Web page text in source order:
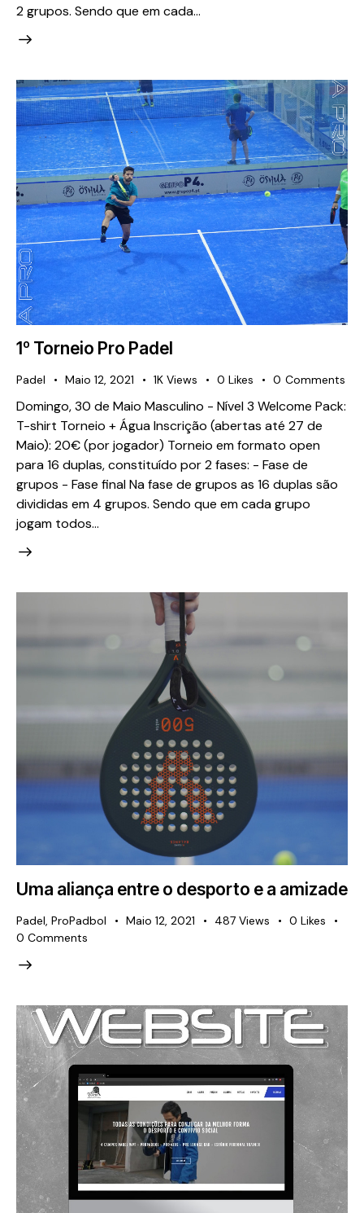
2 grupos. Sendo que em cada…
1º Torneio Pro Padel
Padel Maio 12, 2021 1K Views 0 Likes 0 Comments
Domingo, 30 de Maio Masculino - Nível 3 Welcome Pack:
T-shirt Torneio + Água Inscrição (abertas até 27 de
Maio): 20€ (por jogador) Torneio em formato open
para 16 duplas, constituído por 2 fases: - Fase de
grupos - Fase final Na fase de grupos as 16 duplas são
divididas em 4 grupos. Sendo que em cada grupo
jogam todos…
Uma aliança entre o desporto e a amizade
Padel, ProPadbol Maio 12, 2021 487 Views 0 Likes
0 Comments